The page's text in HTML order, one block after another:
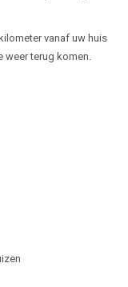
vanaf uw huis
weer terug komen.